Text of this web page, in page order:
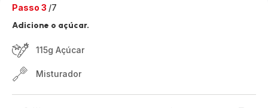
Passo 3 /7
Adicione o açúcar.
115g Açúcar
Misturador